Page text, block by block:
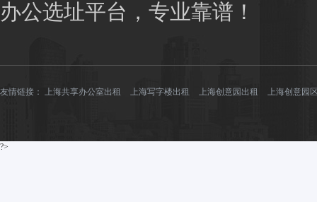
办公选址平台，专业靠谱！
友情链接： 上海共享办公室出租 上海写字楼出租 上海创意园出租 上海创意园
?>